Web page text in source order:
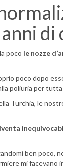
di
poco le nozze
poco dopo
poliuria per
Turchia, le
ben poco,
mi facevano